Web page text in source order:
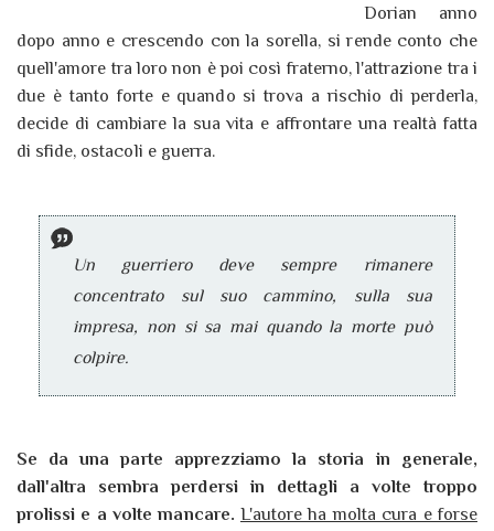
Dorian anno
dopo anno e crescendo con la sorella, si rende conto che
quell'amore tra loro non è poi così fraterno, l'attrazione tra i
due è tanto forte e quando si trova a rischio di perderla,
decide di cambiare la sua vita e affrontare una realtà fatta
di sfide, ostacoli e guerra.
Un guerriero deve sempre rimanere
concentrato sul suo cammino, sulla sua
impresa, non si sa mai quando la morte può
colpire.
Se da una parte apprezziamo la storia in generale,
dall'altra sembra perdersi in dettagli a volte troppo
prolissi e a volte mancare. L'autore ha molta cura e forse